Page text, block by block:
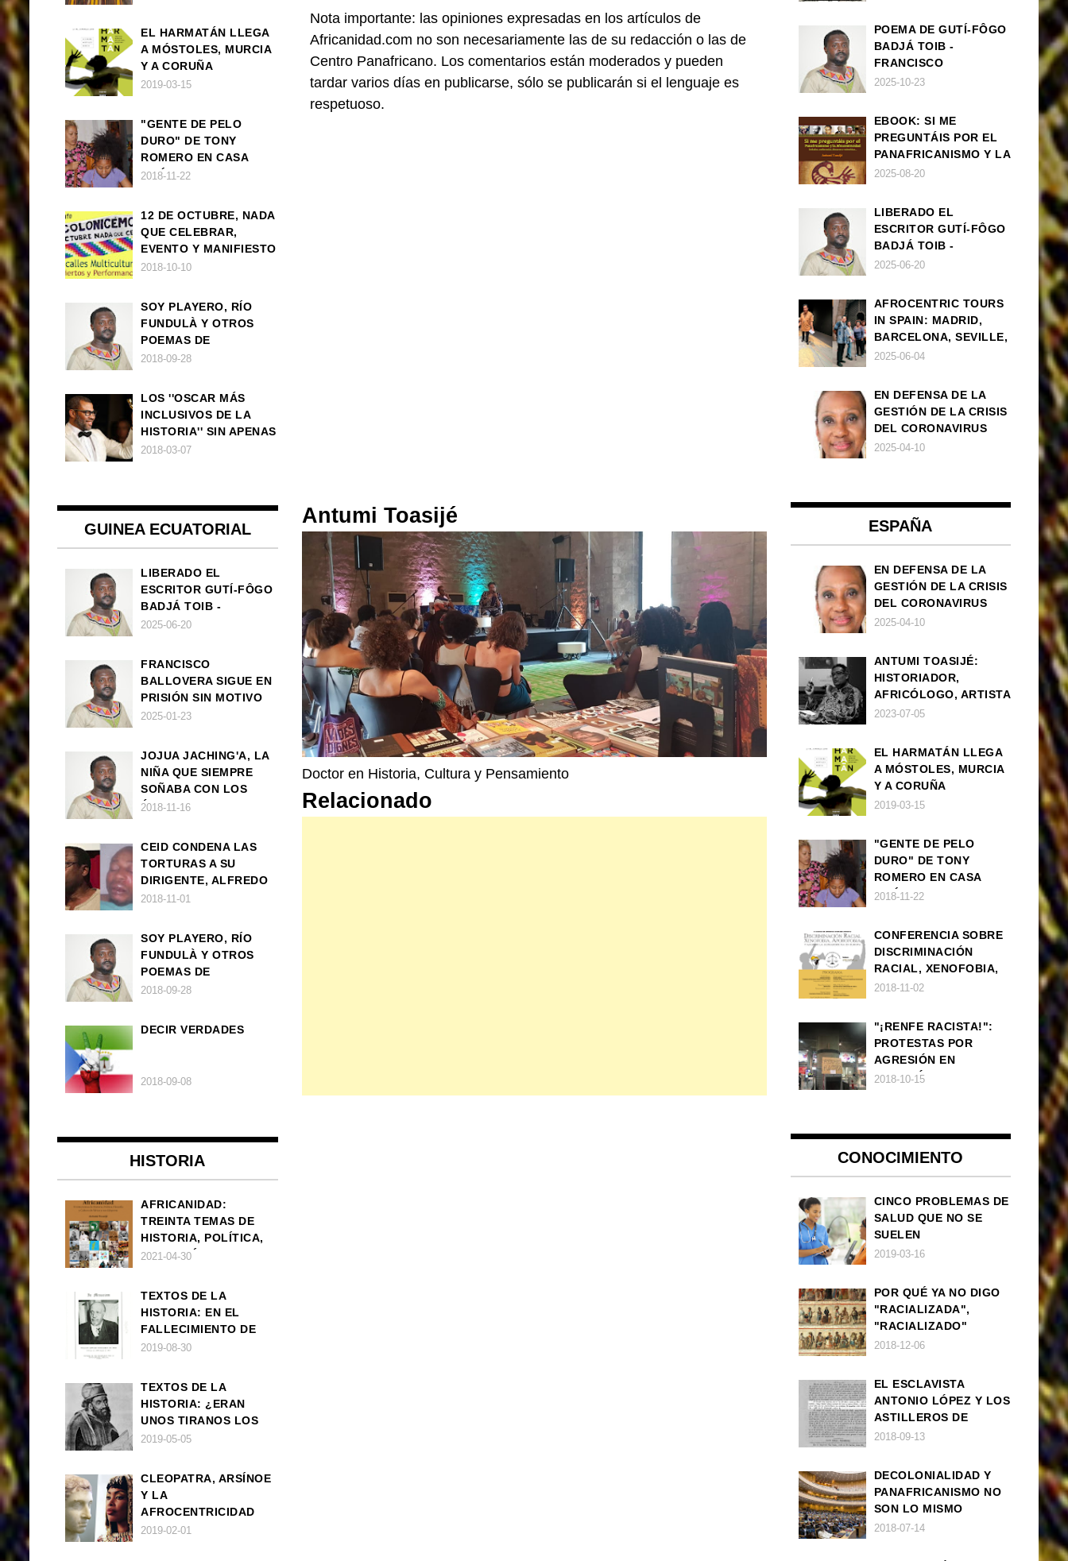
Nota importante: las opiniones expresadas en los artículos de
Africanidad.com no son necesariamente las de su redacción o las de
Centro Panafricano. Los comentarios están moderados y pueden
tardar varios días en publicarse, sólo se publicarán si el lenguaje es
respetuoso.
Antumi Toasijé
Doctor en Historia, Cultura y Pensamiento
Relacionado
EL HARMATÁN LLEGA
A MÓSTOLES, MURCIA
Y A CORUÑA
2019-03-15
"GENTE DE PELO
DURO" DE TONY
ROMERO EN CASA
AMÉRICA
2018-11-22
12 DE OCTUBRE, NADA
QUE CELEBRAR,
EVENTO Y MANIFIESTO
2018-10-10
SOY PLAYERO, RÍO
FUNDULÀ Y OTROS
POEMAS DE
FRANCISCO
2018-09-28
LOS ''OSCAR MÁS
INCLUSIVOS DE LA
HISTORIA'' SIN APENAS
TRIUNFOS AFRO
2018-03-07
GUINEA ECUATORIAL
LIBERADO EL
ESCRITOR GUTÍ-FÔGO
BADJÁ TOIB -
FRANCISCO
2025-06-20
FRANCISCO
BALLOVERA SIGUE EN
PRISIÓN SIN MOTIVO
ALGUNO
2025-01-23
JOJUA JACHING'A, LA
NIÑA QUE SIEMPRE
SOÑABA CON LOS
ÁNGELES (UN CUENTO
2018-11-16
CEID CONDENA LAS
TORTURAS A SU
DIRIGENTE, ALFREDO
OKENVE
2018-11-01
SOY PLAYERO, RÍO
FUNDULÀ Y OTROS
POEMAS DE
FRANCISCO
2018-09-28
DECIR VERDADES
2018-09-08
HISTORIA
AFRICANIDAD:
TREINTA TEMAS DE
HISTORIA, POLÍTICA,
FILOSOFÍA Y CULTURA
2021-04-30
TEXTOS DE LA
HISTORIA: EN EL
FALLECIMIENTO DE
W.E.B. DU BOIS
2019-08-30
TEXTOS DE LA
HISTORIA: ¿ERAN
UNOS TIRANOS LOS
FARAONES?
2019-05-05
CLEOPATRA, ARSÍNOE
Y LA
AFROCENTRICIDAD
MAL ENTENDIDA
2019-02-01
POEMA DE GUTÍ-FÔGO
BADJÁ TOIB -
FRANCISCO
BALLOVERA ESTRADA:
2025-10-23
EBOOK: SI ME
PREGUNTÁIS POR EL
PANAFRICANISMO Y LA
AFROCENTRICIDAD
2025-08-20
LIBERADO EL
ESCRITOR GUTÍ-FÔGO
BADJÁ TOIB -
FRANCISCO
2025-06-20
AFROCENTRIC TOURS
IN SPAIN: MADRID,
BARCELONA, SEVILLE,
IBIZA
2025-06-04
EN DEFENSA DE LA
GESTIÓN DE LA CRISIS
DEL CORONAVIRUS
POR PARTE DEL
2025-04-10
ESPAÑA
EN DEFENSA DE LA
GESTIÓN DE LA CRISIS
DEL CORONAVIRUS
POR PARTE DEL
2025-04-10
ANTUMI TOASIJÉ:
HISTORIADOR,
AFRICÓLOGO, ARTISTA
2023-07-05
EL HARMATÁN LLEGA
A MÓSTOLES, MURCIA
Y A CORUÑA
2019-03-15
"GENTE DE PELO
DURO" DE TONY
ROMERO EN CASA
AMÉRICA
2018-11-22
CONFERENCIA SOBRE
DISCRIMINACIÓN
RACIAL, XENOFOBIA,
APOROFOBIA Y AUGE
2018-11-02
"¡RENFE RACISTA!":
PROTESTAS POR
AGRESIÓN EN
ESTACIÓN DE TREN DE
2018-10-15
CONOCIMIENTO
CINCO PROBLEMAS DE
SALUD QUE NO SE
SUELEN
DIAGNOSTICAR BIEN
2019-03-16
POR QUÉ YA NO DIGO
"RACIALIZADA",
"RACIALIZADO"
2018-12-06
EL ESCLAVISTA
ANTONIO LÓPEZ Y LOS
ASTILLEROS DE
NAVANTIA
2018-09-13
DECOLONIALIDAD Y
PANAFRICANISMO NO
SON LO MISMO
2018-07-14